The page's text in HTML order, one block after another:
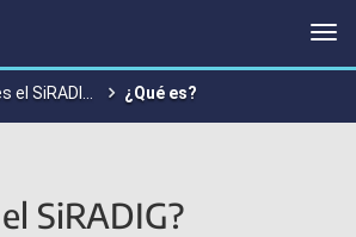
SiRADIG? ¿Qué es?
SiRADIG?